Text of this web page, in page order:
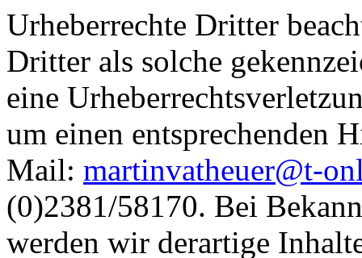
Urheberrechte Dritter
Dritter als solche
eine
um einen entsprechenden
Mail: martinvatheuer@t-
(0)2381/58170. Bei
werden wir derartige